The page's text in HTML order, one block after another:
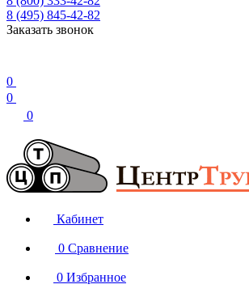
8 (495) 845-42-82
Заказать звонок
0
0
0
Кабинет
0 Сравнение
0 Избранное